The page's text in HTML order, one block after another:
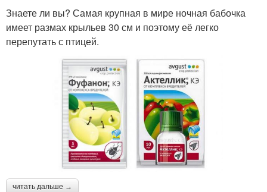
Знаете ли вы? Самая крупная в мире ночная бабочка
имеет размах крыльев 30 см и поэтому её легко
перепутать с птицей.
читать дальше →